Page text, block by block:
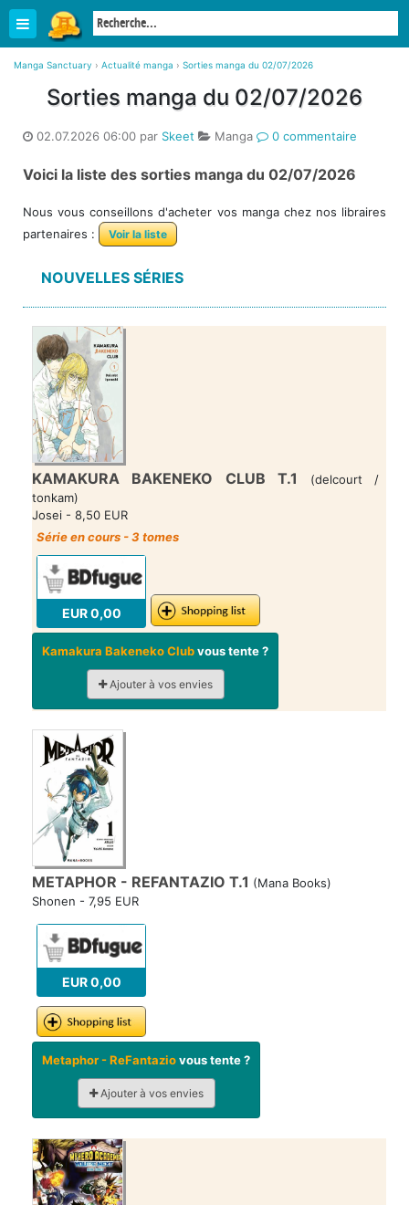
Manga Sanctuary › Actualité manga › Sorties manga du 02/07/2026
Sorties manga du 02/07/2026
02.07.2026 06:00 par Skeet Manga 0 commentaire
Voici la liste des sorties manga du 02/07/2026
Nous vous conseillons d'acheter vos manga chez nos libraires
partenaires :
Voir la liste
NOUVELLES SÉRIES
KAMAKURA BAKENEKO CLUB T.1
(delcourt /
tonkam)
Josei - 8,50 EUR
Série en cours - 3 tomes
EUR 0,00
Kamakura Bakeneko Clubvous tente ?
Ajouter à vos envies
METAPHOR - REFANTAZIO T.1 (Mana Books)
Shonen - 7,95 EUR
EUR 0,00
Metaphor - ReFantaziovous tente ?
Ajouter à vos envies